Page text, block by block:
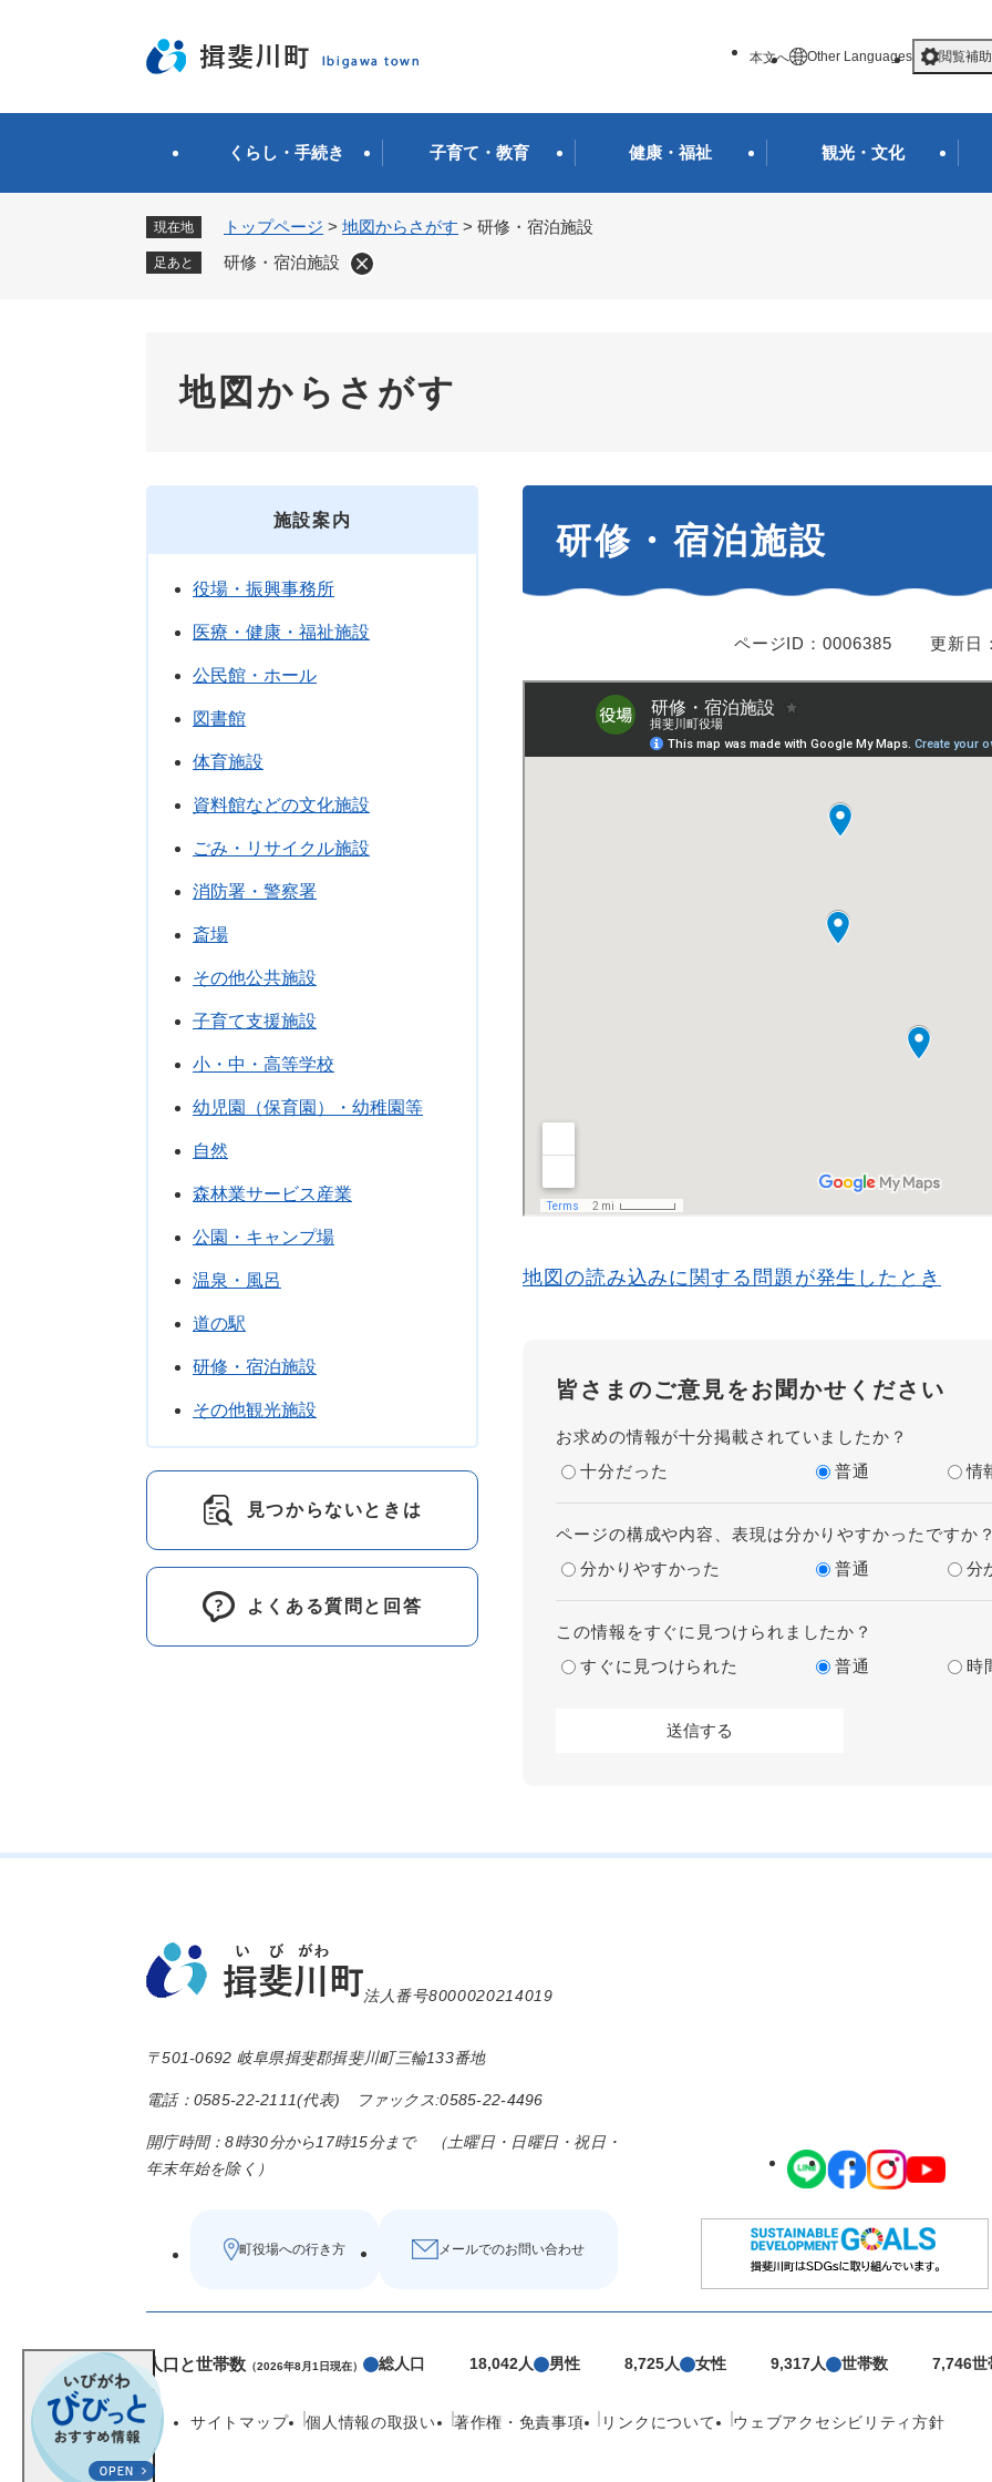
先
す
本文へ Other Languages 閲覧補助
くらし・手続き 子育て・教育 健康・福祉 観光・文化
現在地 トップページ > 地図からさがす > 研修・宿泊施設
足あと 研修・宿泊施設
地図からさがす
研修・宿泊施設
ページID：0006385 更新日
地図の読み込みに関する問題が発生したとき
皆さまのご意見をお聞かせください
お求めの情報が十分掲載されていましたか？
十分だった
普通 情
ページの構成や内容、表現は分かりやすかったですか？
分かりやすかった
普通 分
この情報をすぐに見つけられましたか？
すぐに見つけられた
普通 時
施設案内
役場・振興事務所
医療・健康・福祉施設
公民館・ホール
図書館
体育施設
資料館などの文化施設
ごみ・リサイクル施設
消防署・警察署
斎場
その他公共施設
子育て支援施設
小・中・高等学校
幼児園（保育園）・幼稚園等
自然
森林業サービス産業
公園・キャンプ場
温泉・風呂
道の駅
研修・宿泊施設
その他観光施設
見つからないときは
よくある質問と回答
法人番号8000020214019
〒501-0692 岐阜県揖斐郡揖斐川町三輪133番地
電話：0585-22-2111(代表) ファックス:0585-22-4496
開庁時間：8時30分から17時15分まで （土曜日・日曜日・祝日・
年末年始を除く）
町役場への行き方 メールでのお問い合わせ
人口と世帯数 （2026年8月1日現在） 総人口 18,042人 男性 8,725人 女性 9,317人 世帯数 7,746世
サイトマップ 個人情報の取扱い 著作権・免責事項 リンクについて ウェブアクセシビリティ方針